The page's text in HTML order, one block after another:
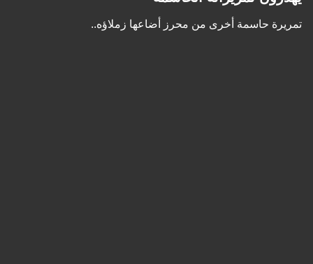
تمريرة حاسمة أخرى من محرز أضاعها زملاؤه..